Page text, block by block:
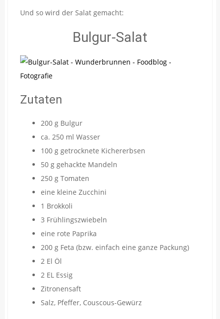
Und so wird der Salat gemacht:
Bulgur-Salat
Zutaten
200 g Bulgur
ca. 250 ml Wasser
100 g getrocknete Kichererbsen
50 g gehackte Mandeln
250 g Tomaten
eine kleine Zucchini
1 Brokkoli
3 Frühlingszwiebeln
eine rote Paprika
200 g Feta (bzw. einfach eine ganze Packung)
2 El Öl
2 EL Essig
Zitronensaft
Salz, Pfeffer, Couscous-Gewürz